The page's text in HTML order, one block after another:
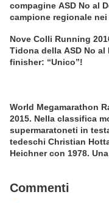
compagine ASD No al
campione regionale nei
Nove Colli Running
Tidona della ASD No al
finisher: “Unico”!
World Megamarathon
2015. Nella classifica
supermaratoneti in
tedeschi Christian
Heichner con 1978.
Commenti